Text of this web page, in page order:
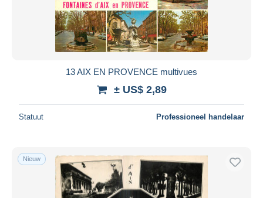
13 AIX EN PROVENCE multivues
± US$ 2,89
Statuut Professioneel handelaar
Nieuw